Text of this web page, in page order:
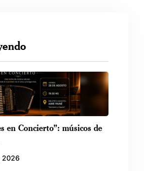
en Concierto”: músicos de
2026